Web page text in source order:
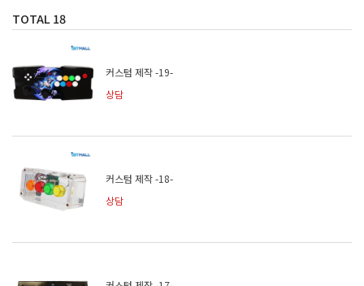
TOTAL 18
커스텀 제작 -19-
상담
커스텀 제작 -18-
상담